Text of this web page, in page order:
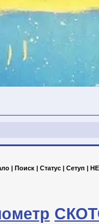
| Поиск | Статус | Сетуп |